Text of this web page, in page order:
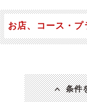
お店、コース・プ
条件